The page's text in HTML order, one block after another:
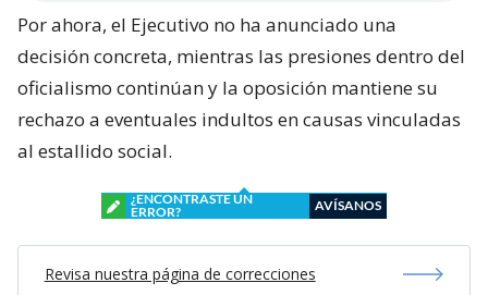
Por ahora, el Ejecutivo no ha anunciado una
decisión concreta, mientras las presiones dentro del
oficialismo continúan y la oposición mantiene su
rechazo a eventuales indultos en causas vinculadas
al estallido social.
¿ENCONTRASTE UN
ERROR?
AVÍSANOS
Revisa nuestra página de correcciones